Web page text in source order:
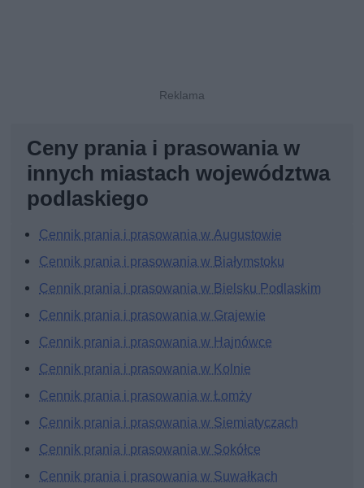
Ceny prania i prasowania w
innych miastach województwa
podlaskiego
Cennik prania i prasowania w Augustowie
Cennik prania i prasowania w Białymstoku
Cennik prania i prasowania w Bielsku Podlaskim
Cennik prania i prasowania w Grajewie
Cennik prania i prasowania w Hajnówce
Cennik prania i prasowania w Kolnie
Cennik prania i prasowania w Łomży
Cennik prania i prasowania w Siemiatyczach
Cennik prania i prasowania w Sokółce
Cennik prania i prasowania w Suwałkach